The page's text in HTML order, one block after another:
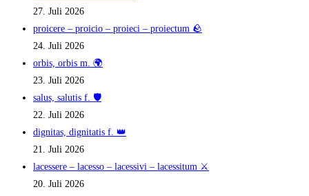
27. Juli 2026
proicere – proicio – proieci – proiectum 🪨
24. Juli 2026
orbis, orbis m. 🌍
23. Juli 2026
salus, salutis f. 🛡️
22. Juli 2026
dignitas, dignitatis f. 👑
21. Juli 2026
lacessere – lacesso – lacessivi – lacessitum ⚔️
20. Juli 2026